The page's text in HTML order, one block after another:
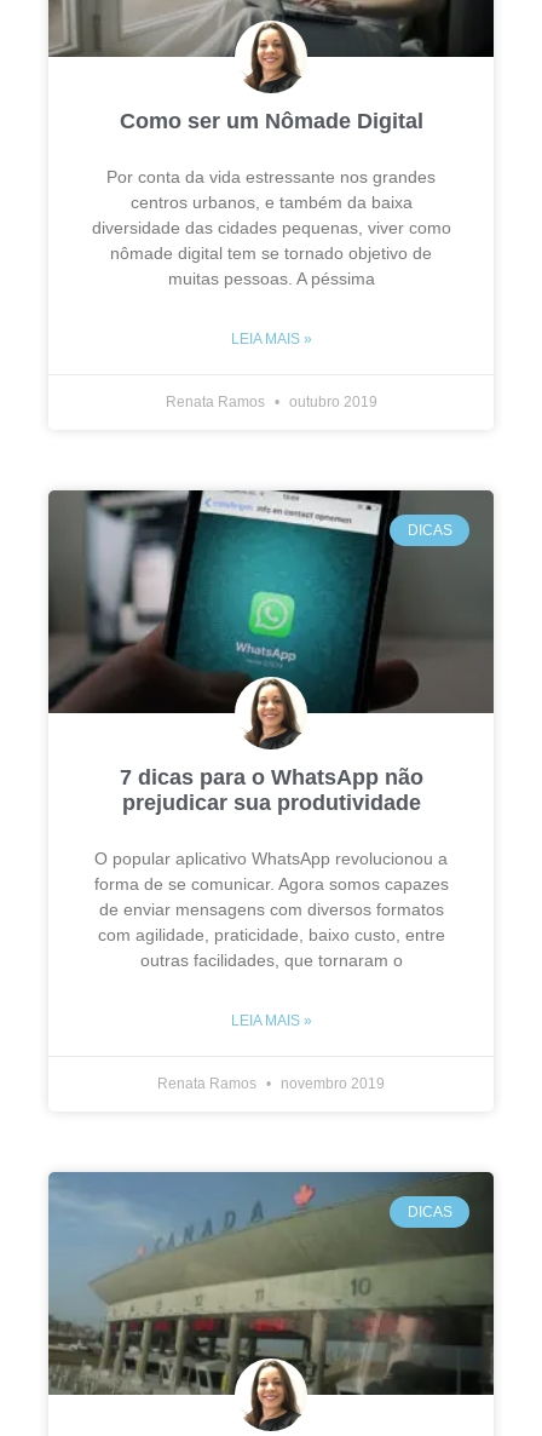
Como ser um Nômade Digital
Por conta da vida estressante nos grandes
centros urbanos, e também da baixa
diversidade das cidades pequenas, viver como
nômade digital tem se tornado objetivo de
muitas pessoas. A péssima
LEIA MAIS »
Renata Ramos outubro 2019
DICAS
7 dicas para o WhatsApp não
prejudicar sua produtividade
O popular aplicativo WhatsApp revolucionou a
forma de se comunicar. Agora somos capazes
de enviar mensagens com diversos formatos
com agilidade, praticidade, baixo custo, entre
outras facilidades, que tornaram o
LEIA MAIS »
Renata Ramos novembro 2019
DICAS